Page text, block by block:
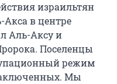
израильтян
в центре
Аль-Аксу и
Поселенцы
режим
Мы